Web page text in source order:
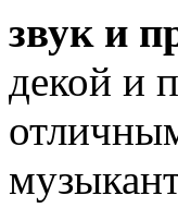
звук и
декой и